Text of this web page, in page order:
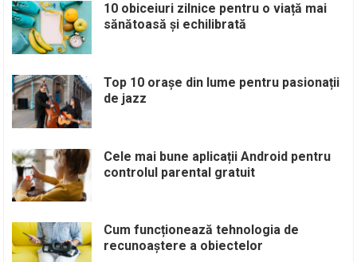
10 obiceiuri zilnice pentru o viață mai
sănătoasă și echilibrată
Top 10 orașe din lume pentru pasionații
de jazz
Cele mai bune aplicații Android pentru
controlul parental gratuit
Cum funcționează tehnologia de
recunoaștere a obiectelor